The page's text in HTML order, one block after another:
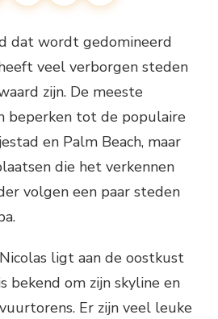
dat wordt gedomineerd
veel verborgen steden
zijn. De meeste
beperken tot de populaire
en Palm Beach, maar
die het verkennen
volgen een paar steden
ligt aan de oostkust
bekend om zijn skyline en
Er zijn veel leuke